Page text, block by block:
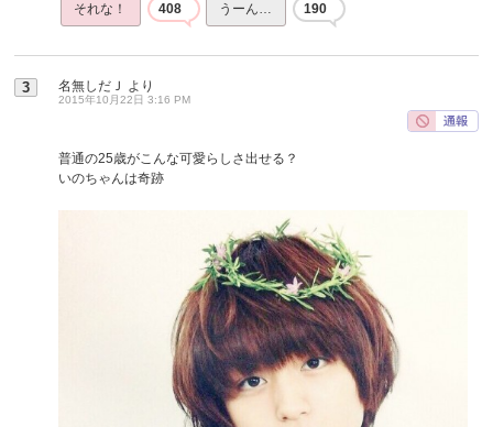
それな！ 408 うーん… 190
3 名無しだＪ より
2015年10月22日 3:16 PM
普通の25歳がこんな可愛らしさ出せる？
いのちゃんは奇跡